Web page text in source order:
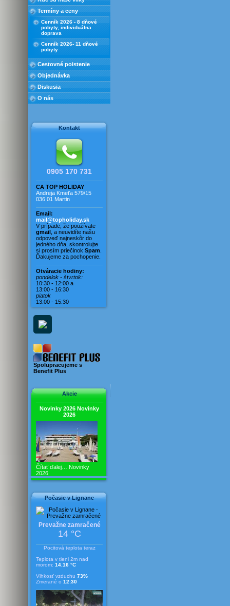
bazénom
Rez. Duna s bazénom
Rez. Kryštál s bazénmi
Rez. Marco s bazénom
Rez. Michelangelo
Rez. Millefiori
Rez. Millefiori - trilokál
Rez. Torre s bazénom
Rezidencia Lucinda
Rezidencia Luna
Rezidencia Primula
Rezidencia Saulina
Rezidencia pri mori
Vila Caroline
Vila Elena
Vila Frederica
Vila Jantár
Vila Karin
Vila Magdaléna
Vila Mara
Vila Mušľa
Vila Nerona
Vila Rosina
Vila Viera
Vila Vivien
Termíny a ceny
Cenník 2026 - 8 dňové
pobyty, individuálna
doprava
Cenník 2026- 11 dňové
pobyty
Cestovné poistenie
Objednávka
Diskusia
O nás
Kontakt
0905 170 731
CA TOP HOLIDAY
Andreja Kmeťa 579/15
036 01 Martin
Email:
mail@topholiday.sk
V prípade, že používate
gmail , a neuvidíte našu
odpoveď najneskôr do
jedného dňa, skontrolujte
si prosím priečinok Spam
Ďakujeme za pochopenie.
Otváracie hodiny:
pondelok - štvrtok:
10:30 - 12:00 a
13:00 - 16:30
piatok
13:00 - 15:30
Spolupracujeme s
Benefit Plus
Akcie
Novinky 2026 Novinky
2026
Čítať ďalej… Novinky
2026
Počasie v Lignane
Prevažne zamračené
14 °C
Pocitová teplota teraz
Teplota v tieni 2m nad
morom: 14.16 °C
Vlhkosť vzduchu 73%
Zmerané o 12:30